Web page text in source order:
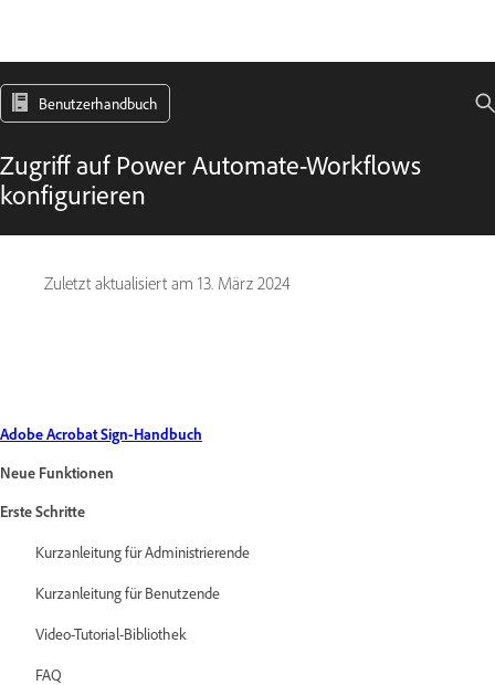
Benutzerhandbuch
Zugriff auf Power Automate-Workflows
konfigurieren
Zuletzt aktualisiert am 13. März 2024
Adobe Acrobat Sign-Handbuch
Neue Funktionen
Erste Schritte
Kurzanleitung für Administrierende
Kurzanleitung für Benutzende
Video-Tutorial-Bibliothek
FAQ